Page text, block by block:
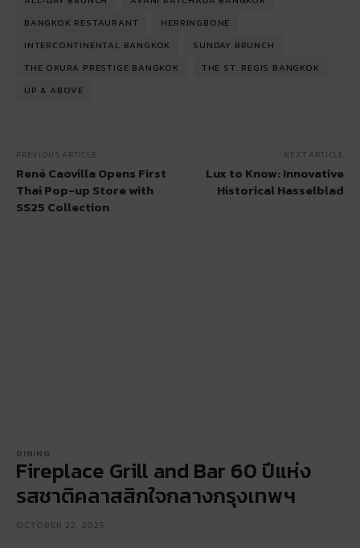
BANGKOK RESTAURANT
HERRINGBONE
INTERCONTINENTAL BANGKOK
SUNDAY BRUNCH
THE OKURA PRESTIGE BANGKOK
THE ST. REGIS BANGKOK
UP & ABOVE
PREVIOUS ARTICLE
René Caovilla Opens First
Thai Pop-up Store with
SS25 Collection
NEXT ARTICLE
Lux to Know: Innovative
Historical Hasselblad
DINING
Fireplace Grill and Bar 60 ปีแห่ง
รสชาติคลาสสิกใจกลางกรุงเทพฯ
OCTOBER 22, 2025